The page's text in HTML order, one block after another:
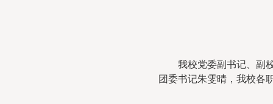
我校党委副书记、副
团委书记朱雯晴，我校各